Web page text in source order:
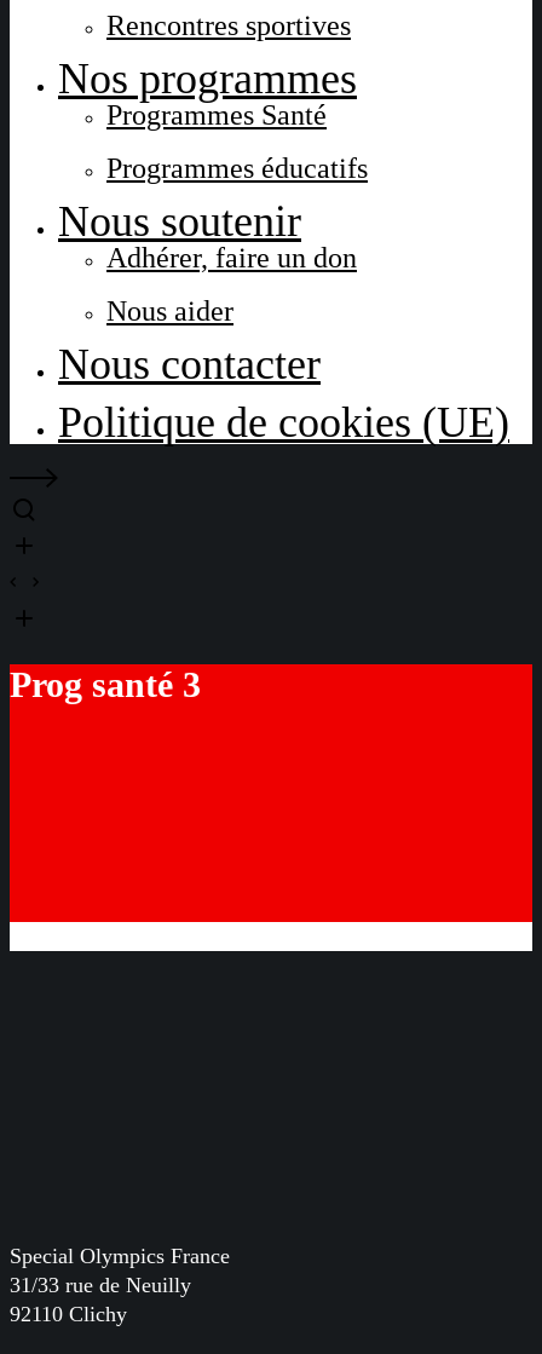
Rencontres sportives
Nos programmes
Programmes Santé
Programmes éducatifs
Nous soutenir
Adhérer, faire un don
Nous aider
Nous contacter
Politique de cookies (UE)
Prog santé 3
Special Olympics France
31/33 rue de Neuilly
92110 Clichy